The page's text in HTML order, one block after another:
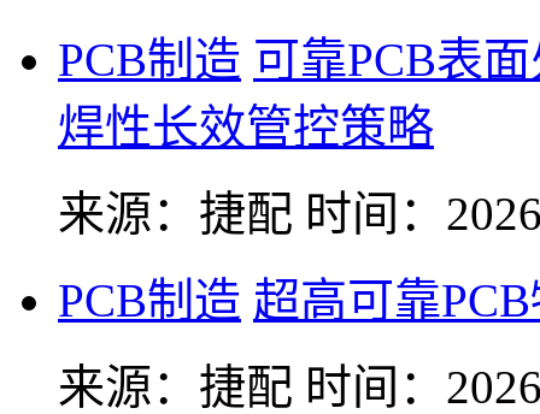
PCB制造 可靠PCB表
焊性长效管控策略
来源：捷配 时间：
PCB制造 超高可靠
来源：捷配 时间：